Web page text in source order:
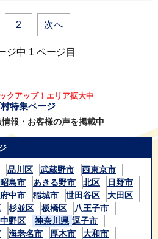
2 次へ
ジ中 1 ページ目
クアップ！エリア拡大中
特集ページ
報・お客様の声を掲載中
品川区 武蔵野市
西東京市
昭島市 あきる野市 北区
日野市
府中市 稲城市 世田谷区
大田区
杉並区 板橋区
八王子市
中野区 神奈川県 逗子市
海老名市 厚木市
大和市